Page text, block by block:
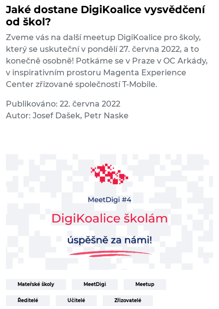
Jaké dostane DigiKoalice vysvědčení
od škol?
Zveme vás na další meetup DigiKoalice pro školy,
který se uskuteční v pondělí 27. června 2022, a to
konečně osobně! Potkáme se v Praze v OC Arkády,
v inspirativním prostoru Magenta Experience
Center zřizované společností T-Mobile.
Publikováno: 22. června 2022
Autor: Josef Dašek, Petr Naske
Mateřské školy MeetDigi Meetup
Ředitelé Učitelé Zřizovatelé